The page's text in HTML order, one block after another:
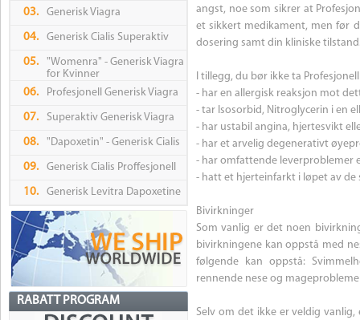
03. Generisk Viagra
04. Generisk Cialis Superaktiv
05.
"Womenra" - Generisk Viagra
for Kvinner
06.
Profesjonell Generisk Viagra
07. Superaktiv Generisk Viagra
08. "Dapoxetin" - Generisk Cialis
09. Generisk Cialis Proffesjonell
10. Generisk Levitra Dapoxetine
RABATT PROGRAM
angst, noe som sikrer at
et sikkert medikament, men før
dosering samt din kliniske
I tillegg, du bør ikke ta
- har en allergisk reaksjon mot
- tar Isosorbid, Nitroglycerin i en
- har ustabil angina, hjertesvikt
- har et arvelig degenerativt
- har omfattende leverproblemer
- hatt et hjerteinfarkt i løpet av de
Bivirkninger
Som vanlig er det noen
bivirkningene kan oppstå med
følgende kan oppstå:
rennende nese og
Selv om det ikke er veldig